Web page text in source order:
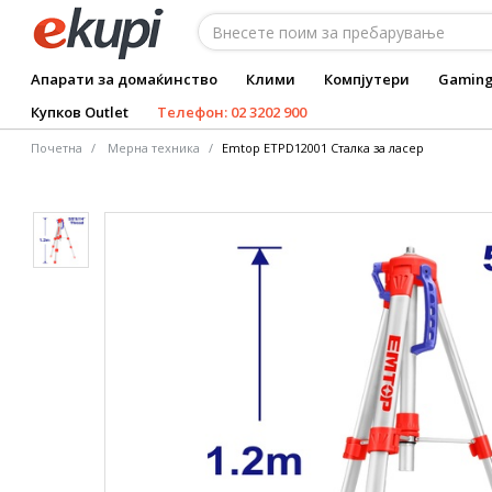
Апарати за домаќинство Клими Компјутери
Купков Outlet
Телефон: 02 3202 900
Почетна Мерна техника Emtop ETPD12001 Сталка за ласер